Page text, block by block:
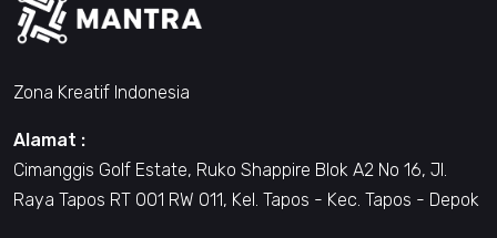
Zona Kreatif Indonesia
Alamat :
Cimanggis Golf Estate, Ruko Shappire Blok A2 No 16, Jl.
Raya Tapos RT 001 RW 011, Kel. Tapos - Kec. Tapos - Depok